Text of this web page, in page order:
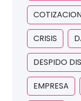
CRISIS
DESPIDO
EMPRESA